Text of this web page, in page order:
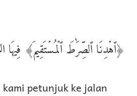
﴿ٱهۡدِنَا ٱلصِّرَٰطَ ٱلۡمُسۡتَقِيمَ﴾ فِيهَا
petunjuk ke jalan